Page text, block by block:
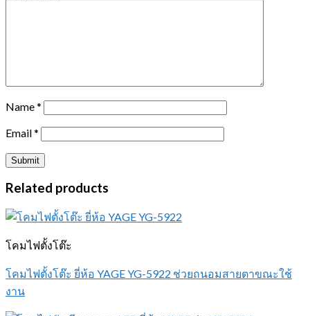
Name*
Email*
Related products
โคมไฟตั้งโต๊ะ
โคมไฟตั้งโต๊ะ ยี่ห้อ YAGE YG-5922 ช่วยถนอมสายตาขณะใช้
งาน